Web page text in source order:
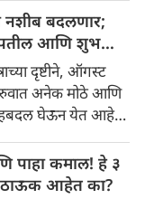
ही एक सामान्य
तुम्ही कधी विचार
यामागे काय रहस्य
टाळीचा अर्थ काय
एक विधी नाही, तर
रुजलेल्या पौराणिक
अर्थ आणि काही
आहेत. चला, या
अर्थ
नशीब बदलणार;
आणि शुभ
दृष्टीने, ऑगस्ट
अनेक मोठे आणि
घेऊन येत आहे.
राशींच्या जीवनात
घडवून आणणार
पाहा कमाल! हे ३
ठाऊक आहेत का?